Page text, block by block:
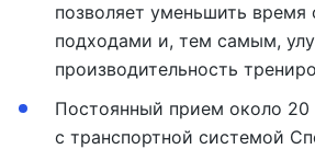
позволяет уменьшить
подходами и, тем самым,
производительность
Постоянный прием около 20
с транспортной системой